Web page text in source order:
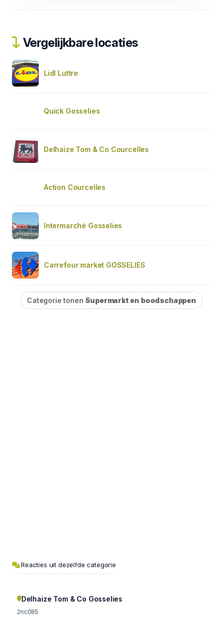
Vergelijkbare locaties
Lidl Luttre
Quick Gosselies
Delhaize Tom & Co Courcelles
Action Courcelles
Intermarché Gosselies
Carrefour market GOSSELIES
Categorie tonen Supermarkt en boodschappen
Reacties uit dezelfde categorie
Delhaize Tom & Co Gosselies
2nc085